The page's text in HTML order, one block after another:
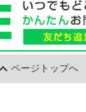
ページトップへ